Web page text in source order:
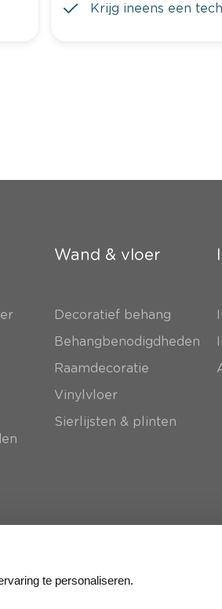
te personaliseren.
Krijg ineens een
Wand & vloer
Decoratief behang
Behangbenodigdheden
Raamdecoratie
Vinylvloer
Sierlijsten & plinten